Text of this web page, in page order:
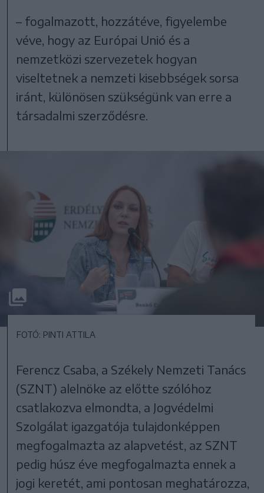
– fogalmazott, hozzátéve, figyelembe
véve, hogy az Európai Unió és a
nemzetközi szervezetek hogyan
viseltetnek a nemzeti kisebbségek sorsa
iránt, különösen szükségünk van erre a
társadalmi szerződésre.
FOTÓ: PINTI ATTILA
Ferencz Csaba, a Székely Nemzeti Tanács
(SZNT) alelnöke az előtte szólóhoz
csatlakozva elmondta, a Jogvédelmi
Szolgálat igazgatója tulajdonképpen
megfogalmazta az alapvetést, az SZNT
pedig húsz éve megfogalmazta ennek a
jogi keretét, ami pontosan meghatározza,